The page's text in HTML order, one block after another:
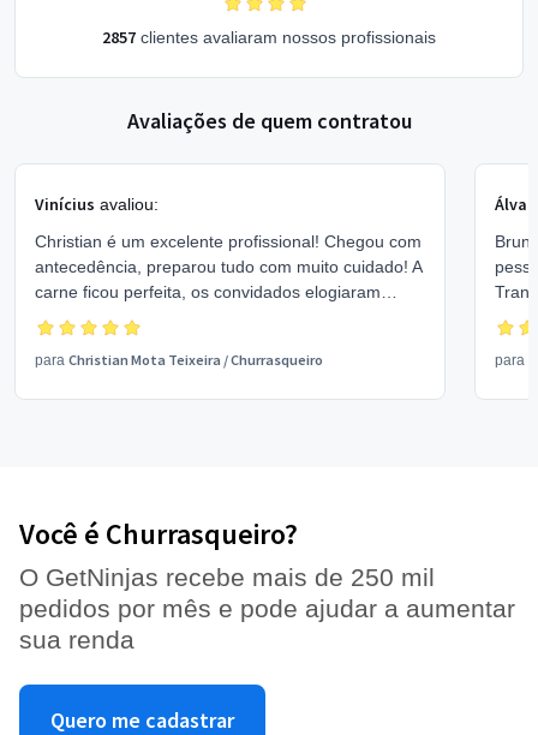
2857 clientes avaliaram nossos profissionais
Avaliações de quem contratou
Vinícius avaliou:
Christian é um excelente profissional! Chegou com
antecedência, preparou tudo com muito cuidado! A
carne ficou perfeita, os convidados elogiaram
muito! Recomendo!!
para Christian Mota Teixeira /Churrasqueiro para
Você é Churrasqueiro?
O GetNinjas recebe mais de 250 mil
pedidos por mês e pode ajudar a aumentar
sua renda
Quero me cadastrar